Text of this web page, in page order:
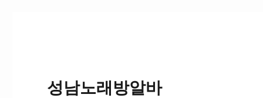
성남노래방알바